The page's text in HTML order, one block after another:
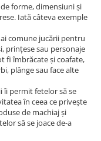
forme, dimensiuni și
Iată câteva exemple
comune jucării pentru
prințese sau personaje
fi îmbrăcate și coafate,
plânge sau face alte
îi permit fetelor să se
în ceea ce privește
de machiaj și
să se joace de-a